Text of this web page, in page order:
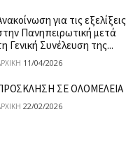
για τις εξελίξεις
Πανηπειρωτική μετά
Γενική Συνέλευση της...
11/04/2026
ΣΕ ΟΛΟΜΕΛΕΙΑ
22/02/2026